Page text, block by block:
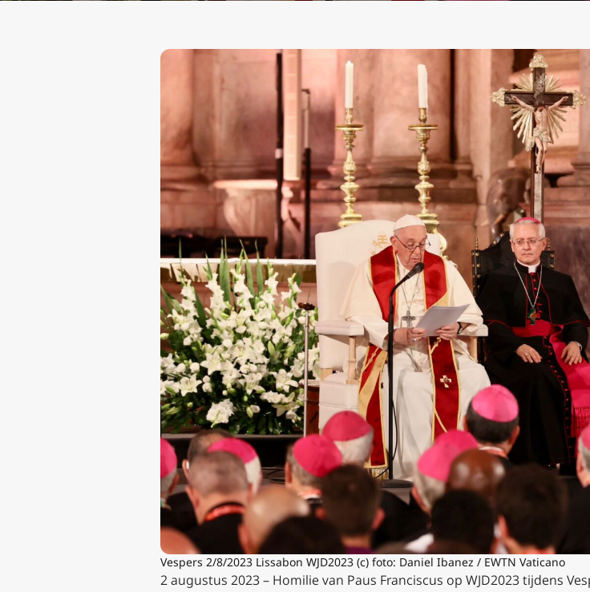
Vespers 2/8/2023 Lissabon WJD2023 (c) foto: Daniel Ibanez / EWTN Vaticano
2 augustus 2023 – Homilie van Paus Franciscus op WJD2023 tijdens